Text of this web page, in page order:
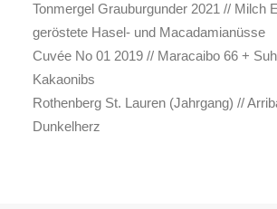
Tonmergel Grauburgunder 2021 // Milch
geröstete Hasel- und Macadamianüsse
Cuvée No 01 2019 // Maracaibo 66 +
Kakaonibs
Rothenberg St. Lauren (Jahrgang) //
Dunkelherz